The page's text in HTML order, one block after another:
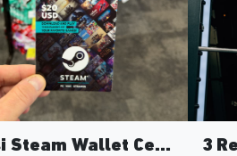
Steam Wallet Ce...
3